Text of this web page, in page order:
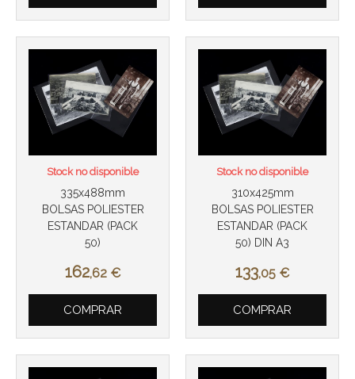
335x488mm
BOLSAS POLIESTER
ESTANDAR (PACK
50)
162,62 €
Stock no disponible
COMPRAR
310x425mm
BOLSAS POLIESTER
ESTANDAR (PACK
50) DIN A3
133,05 €
Stock no disponible
COMPRAR